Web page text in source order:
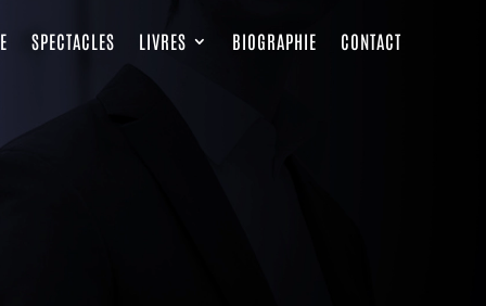
SPECTACLES LIVRES BIOGRAPHIE CONTACT